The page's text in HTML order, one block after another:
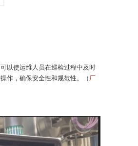
以使运维人员在巡检过程中及时
作，确保安全性和规范性。（ 厂